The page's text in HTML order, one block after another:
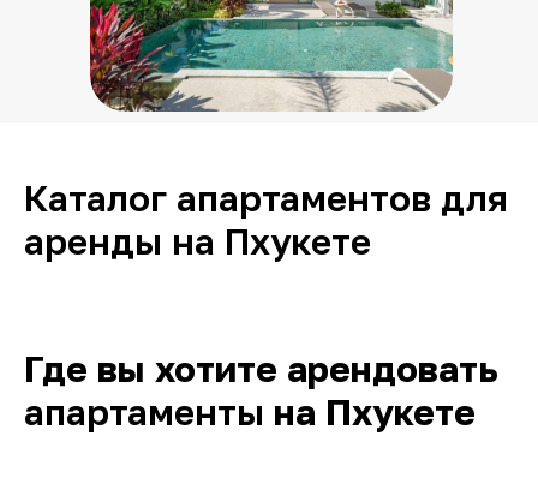
Каталог апартаментов для
аренды на Пхукете
Где вы хотите арендовать
апартаменты на Пхукете